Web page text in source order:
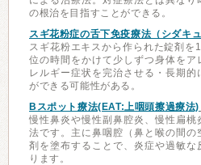
の根治を目指すことができる。
スギ花粉症の舌下免疫療法（シダキュ
スギ花粉エキスから作られた錠剤を
位の時間をかけて少しずつ身体をア
レルギー症状を完治させる・長期的
ができる可能性がある。
Bスポット療法(EAT:上咽頭擦過療法)
慢性鼻炎や慢性副鼻腔炎、慢性扁桃
法です。主に鼻咽腔（鼻と喉の間の
剤を塗布することで、炎症や過敏な
ります。